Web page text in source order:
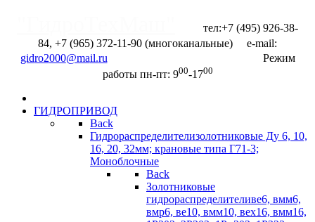
тел:+7 (495) 926-38-
84, +7 (965) 372-11-90 (многоканальные) e-mail:
Режим
работы пн-пт: 900-1700
ГИДРОПРИВОД
Back
Гидрораспределителизолотниковые Ду 6, 10,
16, 20, 32мм; крановые типа Г71-3;
Моноблочные
Back
Золотниковые
гидрораспределителиве6, вмм6,
вмр6, ве10, вмм10, вех16, вмм16,